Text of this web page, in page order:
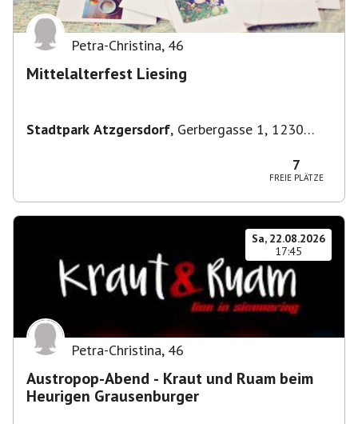
Petra-Christina, 46
Mittelalterfest Liesing
Stadtpark Atzgersdorf, Gerbergasse 1, 1230
7
FREIE PLÄTZE
Sa, 22.08.2026
17:45
Petra-Christina, 46
Austropop-Abend - Kraut und Ruam beim
Heurigen Grausenburger